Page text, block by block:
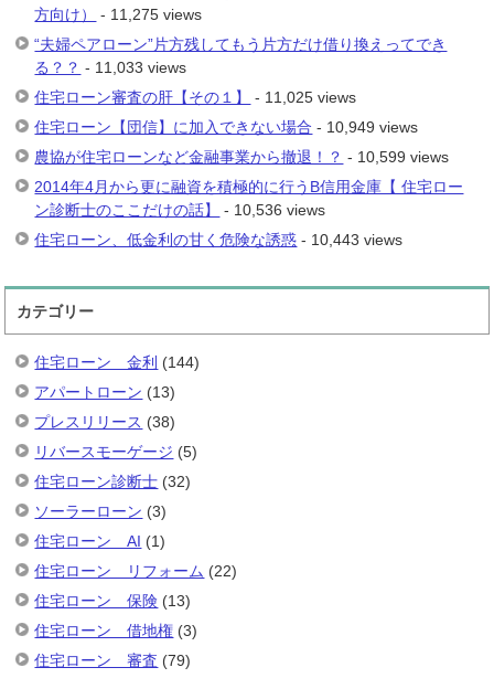
方向け）
- 11,275 views
“夫婦ペアローン”片方残してもう片方だけ借り換えってでき
る？？ - 11,033 views
住宅ローン審査の肝【その１】
- 11,025 views
住宅ローン【団信】に加入できない場合 - 10,949 views
農協が住宅ローンなど金融事業から撤退！？ - 10,599 views
2014年4月から更に融資を積極的に行うB信用金庫【 住宅ロー
ン診断士のここだけの話】
- 10,536 views
住宅ローン、低金利の甘く危険な誘惑 - 10,443 views
カテゴリー
住宅ローン 金利 (144)
アパートローン (13)
プレスリリース (38)
リバースモーゲージ (5)
住宅ローン診断士 (32)
ソーラーローン (3)
住宅ローン AI (1)
住宅ローン リフォーム (22)
住宅ローン 保険 (13)
住宅ローン 借地権 (3)
住宅ローン 審査 (79)